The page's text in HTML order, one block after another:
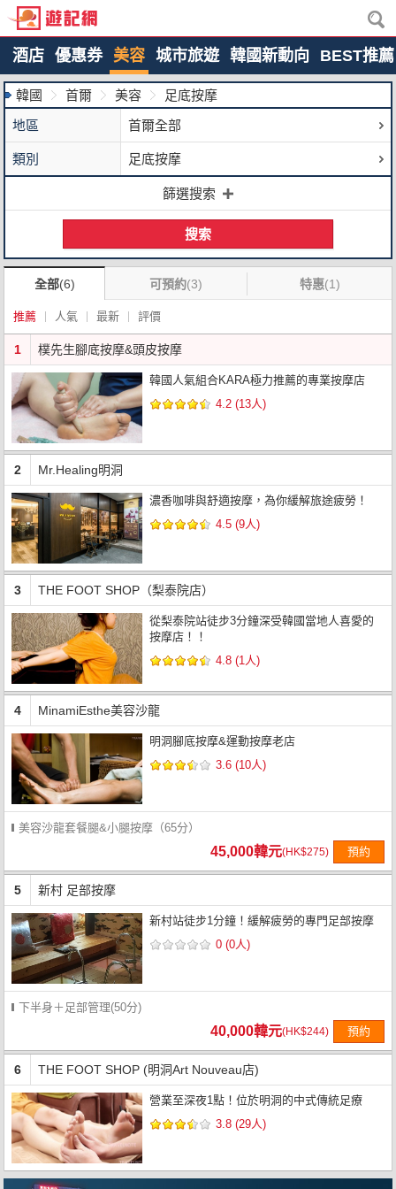
酒店 優惠券 美容 城市旅遊 韓國新動向 BEST推薦
韓國 首爾 美容
足底按摩
地區
首爾全部
類別 足底按摩
篩選搜索
搜索
全部(6) 可預約(3) 特惠(1)
推薦 人氣 最新 評價
1 樸先生腳底按摩&頭皮按摩
韓國人氣組合KARA極力推薦的專業按摩店
4.2 (13人)
2 Mr.Healing明洞
濃香咖啡與舒適按摩，為你緩解旅途疲勞！
4.5 (9人)
3 THE FOOT SHOP（梨泰院店）
從梨泰院站徒步3分鐘深受韓國當地人喜愛的
按摩店！！
4.8 (1人)
4 MinamiEsthe美容沙龍
明洞腳底按摩&運動按摩老店
3.6 (10人)
美容沙龍套餐腿&小腿按摩（65分）
預約
45,000韓元(HK$275)
5 新村 足部按摩
新村站徒步1分鐘！緩解疲勞的專門足部按摩
0 (0人)
下半身＋足部管理(50分)
預約
40,000韓元(HK$244)
6 THE FOOT SHOP (明洞Art Nouveau店)
營業至深夜1點！位於明洞的中式傳統足療
3.8 (29人)